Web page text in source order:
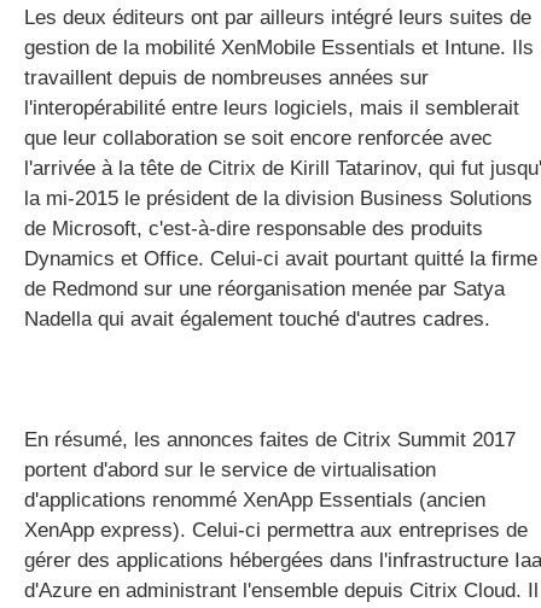
Les deux éditeurs ont par ailleurs intégré leurs suites de
gestion de la mobilité XenMobile Essentials et Intune. Ils
travaillent depuis de nombreuses années sur
l'interopérabilité entre leurs logiciels, mais il semblerait
que leur collaboration se soit encore renforcée avec
l'arrivée à la tête de Citrix de Kirill Tatarinov, qui fut
la mi-2015 le président de la division Business Solutions
de Microsoft, c'est-à-dire responsable des produits
Dynamics et Office. Celui-ci avait pourtant quitté la firme
de Redmond sur une réorganisation menée par Satya
Nadella qui avait également touché d'autres cadres.
En résumé, les annonces faites de Citrix Summit 2017
portent d'abord sur le service de virtualisation
d'applications renommé XenApp Essentials (ancien
XenApp express). Celui-ci permettra aux entreprises de
gérer des applications hébergées dans l'infrastructure
d'Azure en administrant l'ensemble depuis Citrix Cloud. Il